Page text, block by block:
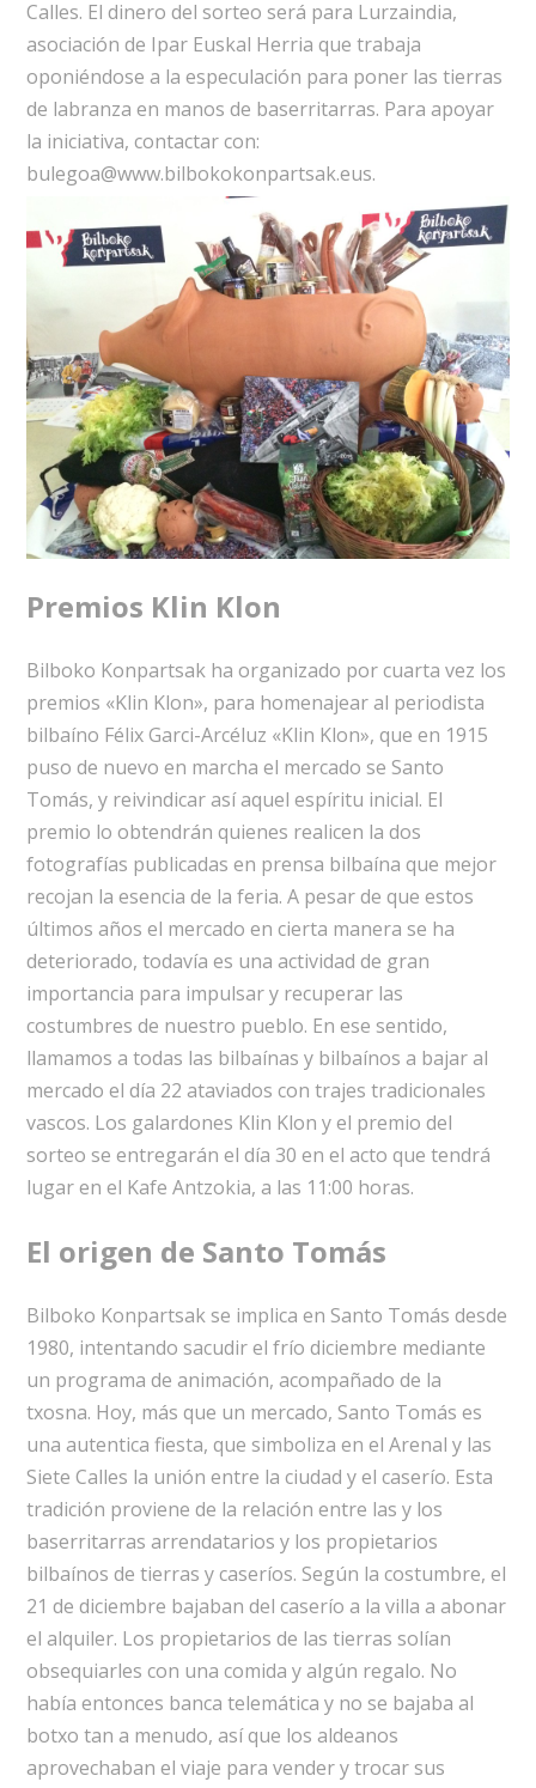
Calles. El dinero del sorteo será para Lurzaindia,
asociación de Ipar Euskal Herria que trabaja
oponiéndose a la especulación para poner las tierras
de labranza en manos de baserritarras. Para apoyar
la iniciativa, contactar con:
bulegoa@www.bilbokokonpartsak.eus.
Premios Klin Klon
Bilboko Konpartsak ha organizado por cuarta vez los
premios «Klin Klon», para homenajear al periodista
bilbaíno Félix Garci-Arcéluz «Klin Klon», que en 1915
puso de nuevo en marcha el mercado se Santo
Tomás, y reivindicar así aquel espíritu inicial. El
premio lo obtendrán quienes realicen la dos
fotografías publicadas en prensa bilbaína que mejor
recojan la esencia de la feria. A pesar de que estos
últimos años el mercado en cierta manera se ha
deteriorado, todavía es una actividad de gran
importancia para impulsar y recuperar las
costumbres de nuestro pueblo. En ese sentido,
llamamos a todas las bilbaínas y bilbaínos a bajar al
mercado el día 22 ataviados con trajes tradicionales
vascos. Los galardones Klin Klon y el premio del
sorteo se entregarán el día 30 en el acto que tendrá
lugar en el Kafe Antzokia, a las 11:00 horas.
El origen de Santo Tomás
Bilboko Konpartsak se implica en Santo Tomás desde
1980, intentando sacudir el frío diciembre mediante
un programa de animación, acompañado de la
txosna. Hoy, más que un mercado, Santo Tomás es
una autentica fiesta, que simboliza en el Arenal y las
Siete Calles la unión entre la ciudad y el caserío. Esta
tradición proviene de la relación entre las y los
baserritarras arrendatarios y los propietarios
bilbaínos de tierras y caseríos. Según la costumbre, el
21 de diciembre bajaban del caserío a la villa a abonar
el alquiler. Los propietarios de las tierras solían
obsequiarles con una comida y algún regalo. No
había entonces banca telemática y no se bajaba al
botxo tan a menudo, así que los aldeanos
aprovechaban el viaje para vender y trocar sus